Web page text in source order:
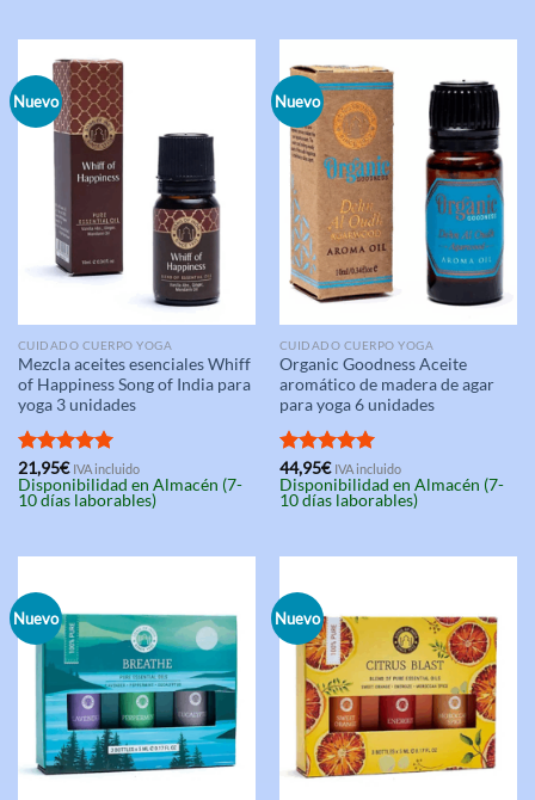
Nuevo
CUIDADO CUERPO YOGA
Mezcla aceites esenciales Whiff
of Happiness Song of India para
yoga 3 unidades
Valorado
con5.00
de 5
21,95€ IVA incluido
Disponibilidad en Almacén (7-
10 días laborables)
Nuevo
CUIDADO CUERPO YOGA
Organic Goodness Aceite
aromático de madera de agar
para yoga 6 unidades
Valorado
con5.00
de 5
44,95€ IVA incluido
Disponibilidad en Almacén (7-
10 días laborables)
Nuevo Nuevo